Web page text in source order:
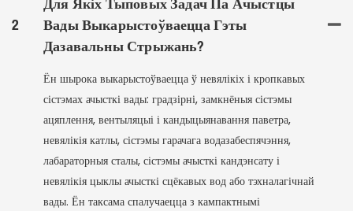
2
Для Якіх Тыповых Задач Па Ачыстцы
Вады Выкарыстоўваецца Гэты
Дазавальны Стрыжань?
Ён шырока выкарыстоўваецца ў невялікіх і кропкавых
сістэмах ачысткі вады: градзірні, замкнёныя сістэмы
ацяплення, вентыляцыі і кандыцыянавання паветра,
невялікія катлы, сістэмы гарачага водазабеспячэння,
лабараторныя сталы, сістэмы ачысткі кандэнсату і
невялікія цыклы ачысткі сцёкавых вод або тэхналагічнай
вады. Ён таксама спалучаецца з кампактнымі